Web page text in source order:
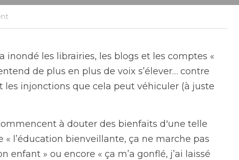
inondé les librairies, les blogs et les comptes «
de plus en plus de voix s’élever… contre
les injonctions que cela peut véhiculer (à juste
à douter des bienfaits d'une telle
l’éducation bienveillante, ça ne marche pas
enfant » ou encore « ça m’a gonflé, j’ai laissé